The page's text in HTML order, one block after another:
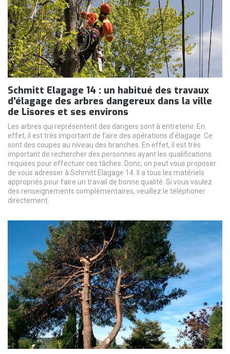
Schmitt Elagage 14 : un habitué des travaux
d'élagage des arbres dangereux dans la ville
de Lisores et ses environs
Les arbres qui représentent des dangers sont à entretenir. En
effet, il est très important de faire des opérations d'élagage. Ce
sont des coupes au niveau des branches. En effet, il est très
important de rechercher des personnes ayant les qualifications
requises pour effectuer ces tâches. Donc, on peut vous proposer
de vous adresser à Schmitt Elagage 14. Il a tous les matériels
appropriés pour faire un travail de bonne qualité. Si vous voulez
des renseignements complémentaires, veuillez le téléphoner
directement.